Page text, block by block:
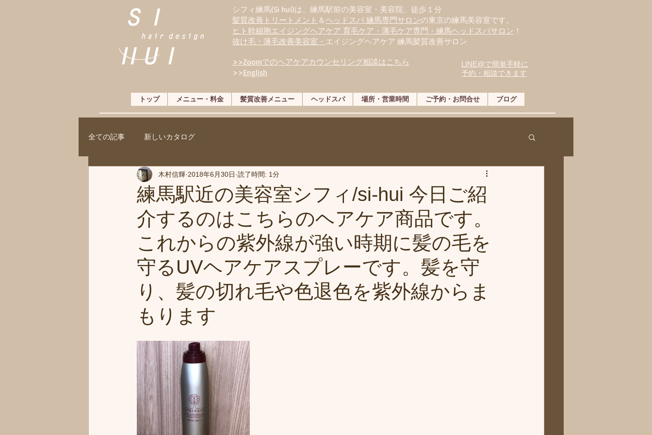
シフィ練馬(Si hui)は、 練馬駅前の美容室・美容院、徒歩１分
髪質改善トリートメント ＆ヘッドスパ 練馬専門サロンの東京の練馬美容室です。
ヒト幹細胞エイジングヘアケア 育毛ケア・薄毛ケア専門・練馬ヘッドスパサロン ！
抜け毛・薄毛改善美容室・ エイジングヘアケア 練馬髪質改善サロン
>>Zoomでのヘアケアカウンセリング相談はこちら
>>English
LINE@で簡単手軽に
予約・相談できます
トップ メニュー・料金 髪質改善メニュー ヘッドスパ 場所・営業時間 ご予約・お問合せ ブログ
全ての記事 新しいカタログ
練馬駅近の美容室シフィ/si-hui 今日ご紹
介するのはこちらのヘアケア商品です。
これからの紫外線が強い時期に髪の毛を
守るUVヘアケアスプレーです。髪を守
り、髪の切れ毛や色退色を紫外線からま
もります
木村信輝 2018年6月30日 読了時間: 1分